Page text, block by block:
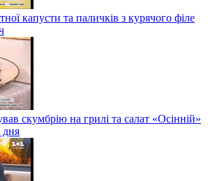
капусти та паличків з курячого філе
скумбрію на грилі та салат «Осінній»
дня